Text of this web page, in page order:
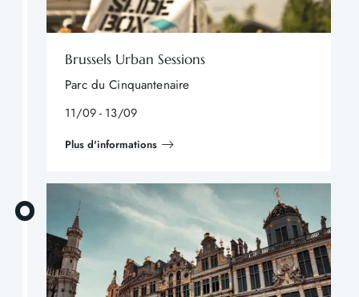
Brussels Urban Sessions
Parc du Cinquantenaire
11/09 - 13/09
Plus d'informations